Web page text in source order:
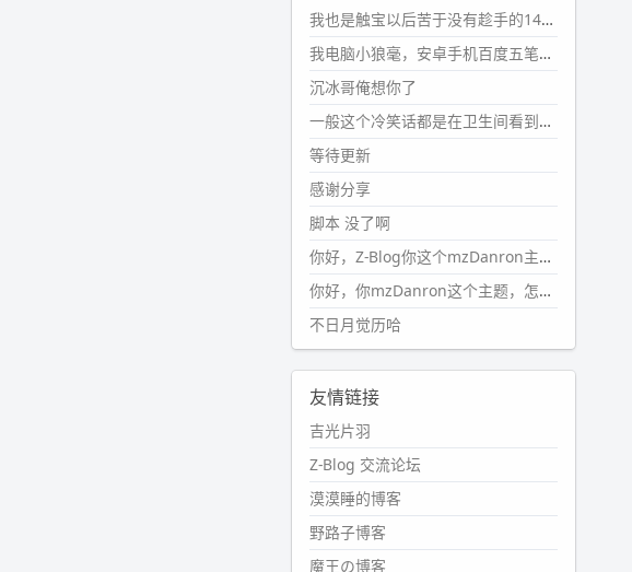
wdssmq
2024-10-08 10:12:25
#PubWord搬家也告一段落，虽
然搬过来的东西还得归置，新衣柜
虽说已经散俩月味儿了，但还是不
想放衣服进去。
wdssmq
2024-09-23 21:00:49
#PubWord
一次？？碎雨集_沉冰浮水_第1页
https://www.wdssmq.com/ta
g/%E7%A2%8E%E9%9B%A8%E
9%9B%86/
wdssmq
2024-09-23 20:58:40
话，2024 年目前只发了 13 条
嘟？？？？
wdssmq
2024-09-15 10:32:07
#PubWordVSCode 内 git 操作卡
我也是触宝以后苦于没有趁手的14键五笔键盘久矣上面那位兄台用的百度双键点划布局我也用过很久，那个皮肤做得很粗糙，个别键位的触发区域是错位的，快速打字时很容易出错，修改它的皮肤文件校正后勉强能用，但早年出的皮肤分辨率太低，实在谈不上美观。百度小米定制版的商店里有一个"小黑板"皮肤还不错(百度官方输入法商店里没有)，但那个风格我不喜欢这两天找到了一个叫"森林集"的公众号，开发了海量的皮肤，很多都有14键版本，付费但很便宜，几块钱，终于有自己满意的输入法了搜了一下，这个工作室还是百度的官方合作伙伴，不知道为什么14键作品都不在官方商店上架，难道是百度官方在刻意放弃14键？
我电脑小狼毫，安卓手机百度五笔，皮肤用的双键点划，挺好的。
沉冰哥俺想你了
一般这个冷笑话都是在卫生间看到的多
等待更新
感谢分享
脚本 没了啊
你好，Z-Blog你这个mzDanron主题，怎么去除文章标题图像和文章摘要，仅显示标题，感谢回复！
你好，你mzDanron这个主题，怎么去除文章标题的图像和文章摘要！仅显示标题，感谢回复解决！
不日月觉历哈
友情链接
吉光片羽
Z-Blog 交流论坛
漠漠睡的博客
野路子博客
魔王の博客